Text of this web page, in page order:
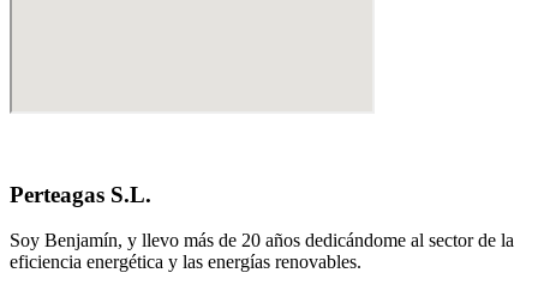
Perteagas S.L.
Soy Benjamín, y llevo más de 20 años dedicándome al sector de la
eficiencia energética y las energías renovables.